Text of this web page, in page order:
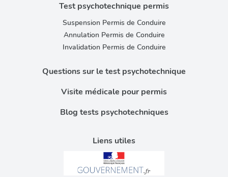
Liens utiles
Test psychotechnique permis
Suspension Permis de Conduire
Annulation Permis de Conduire
Invalidation Permis de Conduire
Questions sur le test psychotechnique
Visite médicale pour permis
Blog tests psychotechniques